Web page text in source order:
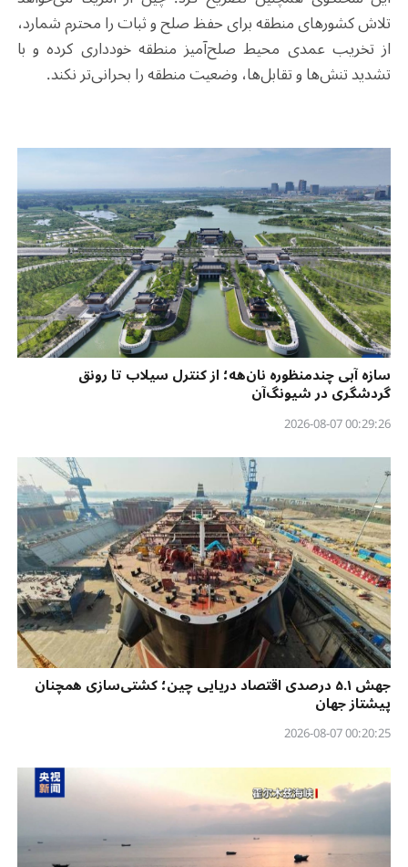
تلاش کشورهای منطقه برای حفظ صلح و ثبات را محترم شمارد،
از تخریب عمدی محیط صلح‌آمیز منطقه خودداری کرده و با
تشدید تنش‌ها و تقابل‌ها، وضعیت منطقه را بحرانی‌تر نکند.
سازه آبی چندمنظوره نان‌هه؛ از کنترل سیلاب تا رونق
گردشگری در شیونگ‌آن
00:29:26 2026-08-07
جهش ۵.۱ درصدی اقتصاد دریایی چین؛ کشتی‌سازی همچنان
پیشتاز جهان
00:20:25 2026-08-07